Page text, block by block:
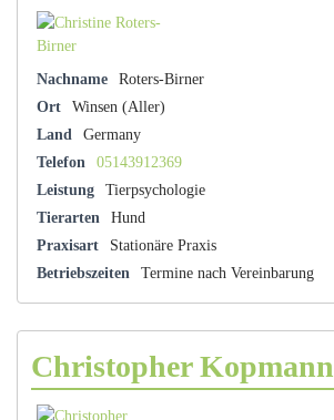
Nachname
Roters-Birner
Ort
Winsen (Aller)
Land
Germany
Telefon
05143912369
Leistung
Tierpsychologie
Tierarten
Hund
Praxisart
Stationäre Praxis
Betriebszeiten
Termine nach Vereinbarung
Christopher Kopmann